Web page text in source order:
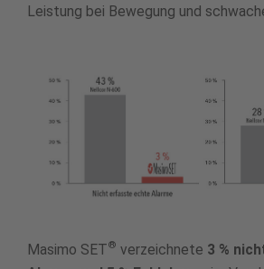
Leistung bei Bewegung und
Masimo SET® verzeichnete 3 %